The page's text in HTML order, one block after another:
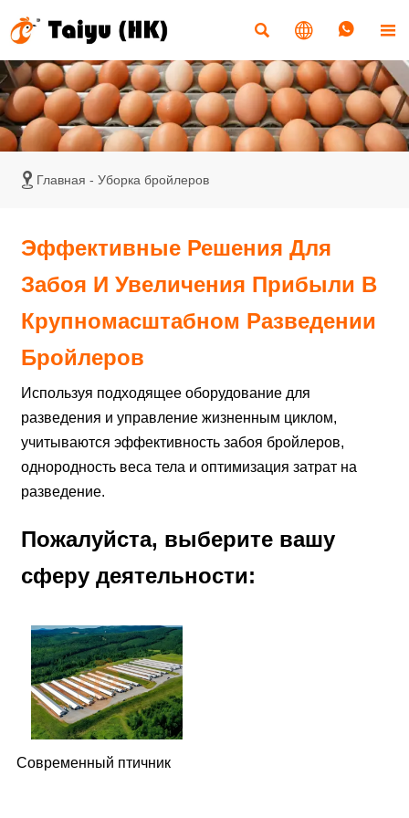
   
 Главная - Уборка бройлеров
Эффективные Решения Для
Забоя И Увеличения Прибыли В
Крупномасштабном Разведении
Бройлеров
Используя подходящее оборудование для
разведения и управление жизненным циклом,
учитываются эффективность забоя бройлеров,
однородность веса тела и оптимизация затрат на
разведение.
Пожалуйста, выберите вашу
сферу деятельности:
Современный птичник